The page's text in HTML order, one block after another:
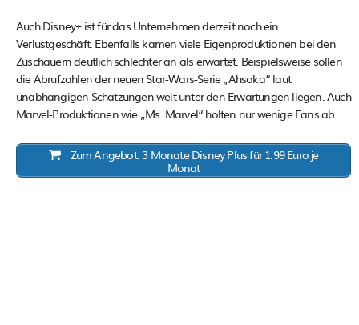
Auch Disney+ ist für das Unternehmen derzeit noch ein
Verlustgeschäft. Ebenfalls kamen viele Eigenproduktionen bei den
Zuschauern deutlich schlechter an als erwartet. Beispielsweise sollen
die Abrufzahlen der neuen Star-Wars-Serie „Ahsoka“ laut
unabhängigen Schätzungen weit unter den Erwartungen liegen. Auch
Marvel-Produktionen wie „Ms. Marvel“ holten nur wenige Fans ab.
Zum Angebot: 3 Monate Disney Plus für 1.99 Euro je
Monat